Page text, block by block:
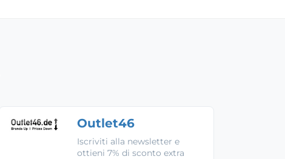
Outlet46
Iscriviti alla newsletter e
ottieni 7% di sconto extra